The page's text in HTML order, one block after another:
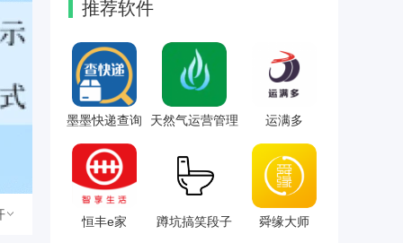
推荐软件
墨墨快递查询 天然气运营管理 运满多
恒丰e家 蹲坑搞笑段子 舜缘大师